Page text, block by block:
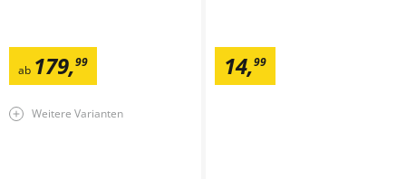
ab 179,99
Weitere Varianten
14,99